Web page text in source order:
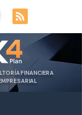
FINANCIERA